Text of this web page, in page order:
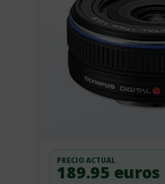
PRECIO ACTUAL
189.95 euros